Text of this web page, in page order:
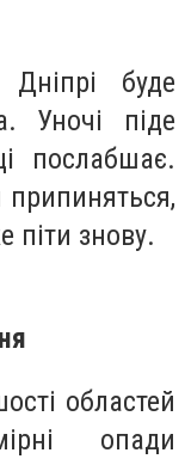
буде
Уночі піде
послабшає.
піти знову.
областей
опади